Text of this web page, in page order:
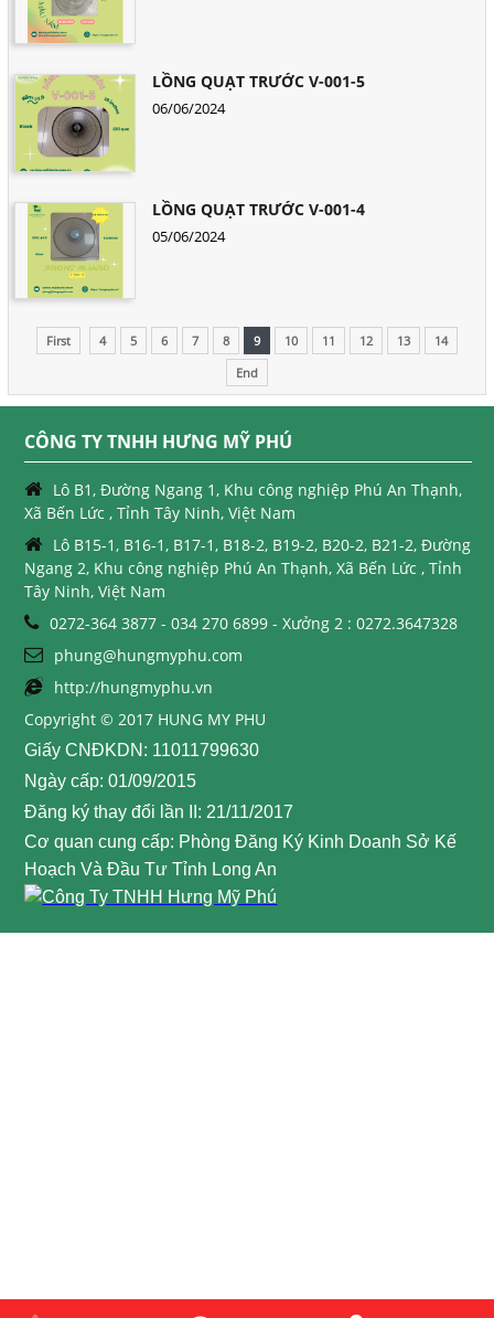
LỒNG QUẠT TRƯỚC V-001-5
06/06/2024
LỒNG QUẠT TRƯỚC V-001-4
05/06/2024
First 4 5 6 7 8 9 10 11 12 13
14
End
CÔNG TY TNHH HƯNG MỸ PHÚ
Lô B1, Đường Ngang 1, Khu công nghiệp Phú An Thạnh,
Xã Bến Lức , Tỉnh Tây Ninh, Việt Nam
Lô B15-1, B16-1, B17-1, B18-2, B19-2, B20-2, B21-2, Đường
Ngang 2, Khu công nghiệp Phú An Thạnh, Xã Bến Lức , Tỉnh
Tây Ninh, Việt Nam
0272-364 3877 - 034 270 6899 - Xưởng 2 : 0272.3647328
phung@hungmyphu.com
http://hungmyphu.vn
Copyright © 2017 HUNG MY PHU
Giấy CNĐKDN: 11011799630
Ngày cấp: 01/09/2015
Đăng ký thay đổi lần II: 21/11/2017
Cơ quan cung cấp: Phòng Đăng Ký Kinh Doanh Sở Kế
Hoạch Và Đầu Tư Tỉnh Long An